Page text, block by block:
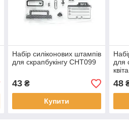
Набір силіконових штампів
для скрапбукінгу CHT099
43₴
Купити
для
48